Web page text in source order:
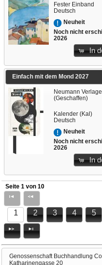
Fester Einband
Deutsch
Neuheit
Noch nicht
2026
In
Einfach mit dem Mond 2027
Neumann
(Geschaffen)
Kalender (Kal)
Deutsch
Neuheit
Noch nicht
2026
In
Seite 1 von 10
1 2 3 4 5
Genossenschaft Buchhandlung
Katharinengasse 20